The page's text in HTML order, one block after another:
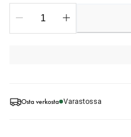
Osta verkosta Varastossa